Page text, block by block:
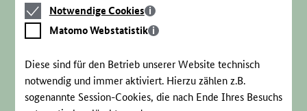
Notwendige
Cookies
Notwendige Cookies
Matomo
Webstatistik
Matomo Webstatistik
Diese sind für den Betrieb unserer Website technisch
notwendig und immer aktiviert. Hierzu zählen z.B.
sogenannte Session-Cookies, die nach Ende Ihres Besuchs